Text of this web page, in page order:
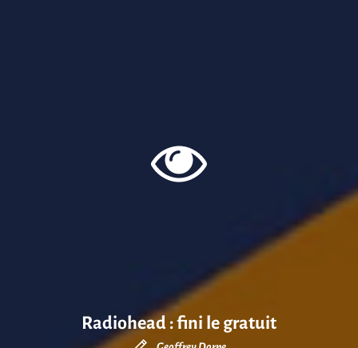
Radiohead : fini le gratuit